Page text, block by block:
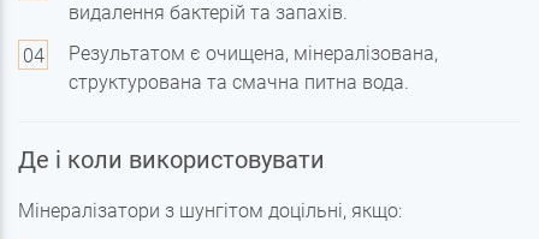
видалення бактерій та запахів.
Результатом є очищена, мінералізована,
структурована та смачна питна вода.
Де і коли використовувати
Мінералізатори з шунгітом доцільні, якщо: